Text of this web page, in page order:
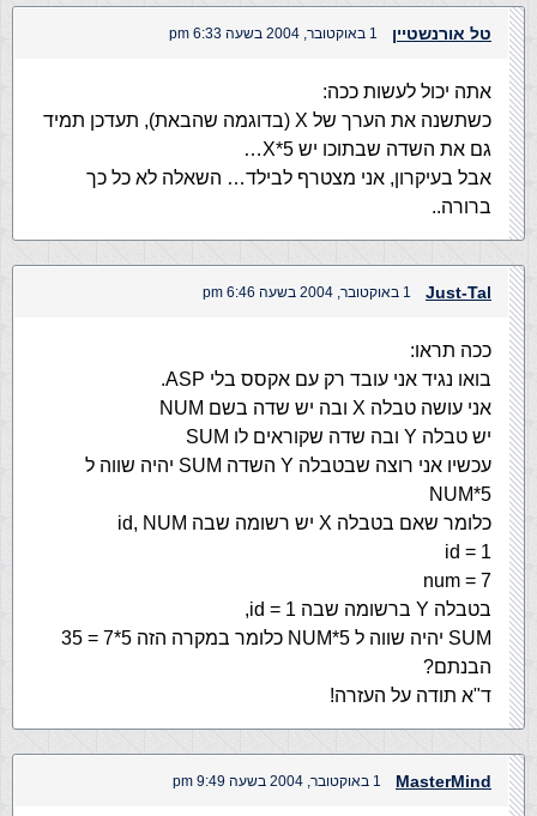
טל אורנשטיין 1 באוקטובר, 2004 בשעה 6:33 pm
אתה יכול לעשות ככה:
כשתשנה את הערך של X (בדוגמה שהבאת), תעדכן תמיד
גם את השדה שבתוכו יש X*5…
אבל בעיקרון, אני מצטרף לבילד… השאלה לא כל כך
ברורה..
Just-Tal 1 באוקטובר, 2004 בשעה 6:46 pm
ככה תראו:
בואו נגיד אני עובד רק עם אקסס בלי ASP.
אני עושה טבלה X ובה יש שדה בשם NUM
יש טבלה Y ובה שדה שקוראים לו SUM
עכשיו אני רוצה שבטבלה Y השדה SUM יהיה שווה ל
NUM*5
כלומר שאם בטבלה X יש רשומה שבה id, NUM
id = 1
num = 7
בטבלה Y ברשומה שבה id = 1,
SUM יהיה שווה ל NUM*5 כלומר במקרה הזה 5*7 = 35
הבנתם?
ד"א תודה על העזרה!
MasterMind 1 באוקטובר, 2004 בשעה 9:49 pm